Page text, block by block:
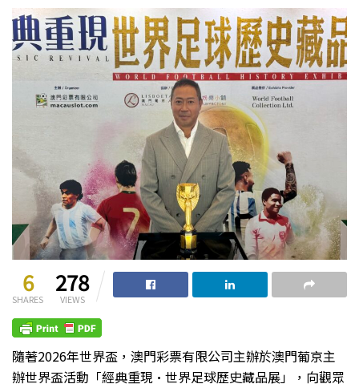
6
SHARES
278
VIEWS
隨著2026年世界盃，澳門彩票有限公司主辦於澳門葡京主
辦世界盃活動「經典重現·世界足球歷史藏品展」，向觀眾